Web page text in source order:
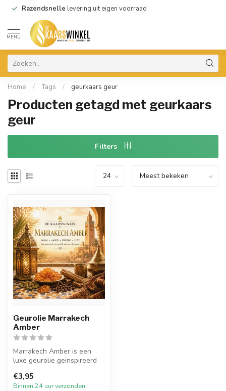
Razendsnelle levering uit eigen voorraad
MENU
Home / Tags / geurkaars geur
Producten getagd met geurkaars
geur
Filters
Geurolie Marrakech
Amber
Marrakech Amber is een
luxe geurolie geïnspireerd
sfeer va...
€3,95
Binnen 24 uur verzonden!